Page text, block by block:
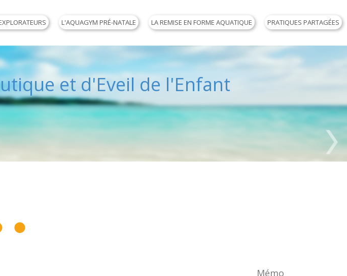
L'AQUAGYM PRÉ-NATALE LA REMISE EN FORME AQUATIQUE PRATIQUES PARTAGÉES
et d'Eveil de l'Enfant
Mémo